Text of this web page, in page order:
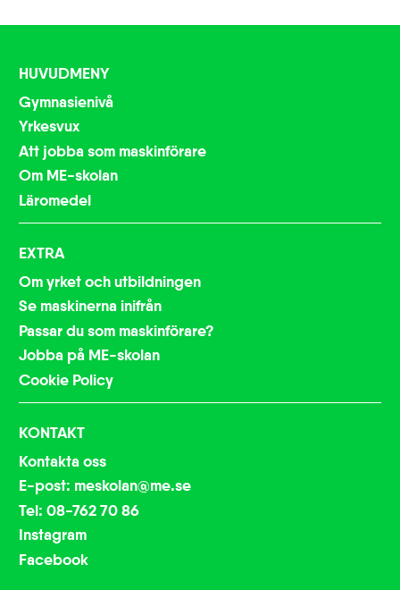
HUVUDMENY
Gymnasienivå
Yrkesvux
Att jobba som maskinförare
Om ME-skolan
Läromedel
EXTRA
Om yrket och utbildningen
Se maskinerna inifrån
Passar du som maskinförare?
Jobba på ME-skolan
Cookie Policy
KONTAKT
Kontakta oss
E-post: meskolan@me.se
Tel: 08-762 70 86
Instagram
Facebook